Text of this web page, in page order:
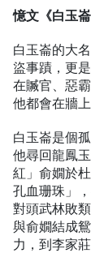
憶文《白玉
白玉崙的大
盜事蹟，更
在贓官、惡
他都會在牆
白玉崙是個
他尋回龍鳳
紅」俞嫺於
孔血珊珠」
對頭武林敗
與俞嫺結成
力，到李家